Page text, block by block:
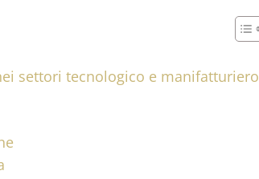
settori tecnologico e manifatturiero